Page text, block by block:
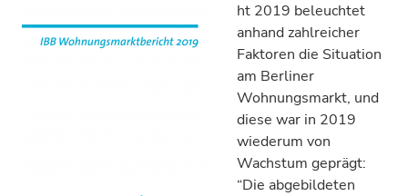
ht 2019 beleuchtet
anhand zahlreicher
Faktoren die Situation
am Berliner
Wohnungsmarkt, und
diese war in 2019
wiederum von
Wachstum geprägt:
“Die abgebildeten